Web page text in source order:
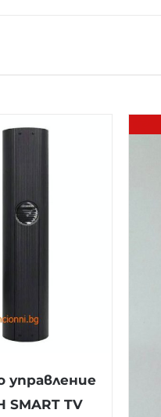
управление
SMART TV